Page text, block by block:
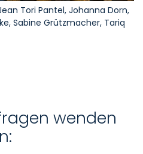
Tori Pantel, Johanna Dorn,
Sabine Grützmacher, Tariq
wenden